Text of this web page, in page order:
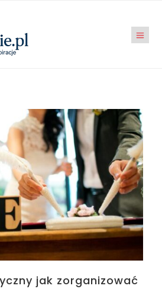
jak zorganizować